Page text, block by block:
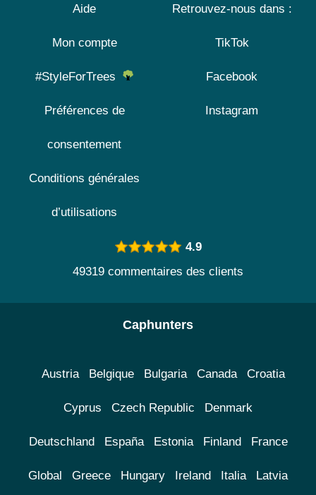
Aide
Mon compte
#StyleForTrees
Préférences de
consentement
Conditions générales
d’utilisations
Retrouvez-nous dans :
TikTok
Facebook
Instagram
4.9
49319 commentaires des clients
Caphunters
Austria Belgique Bulgaria Canada Croatia
Cyprus Czech Republic Denmark
Deutschland España Estonia Finland France
Global Greece Hungary Ireland Italia Latvia